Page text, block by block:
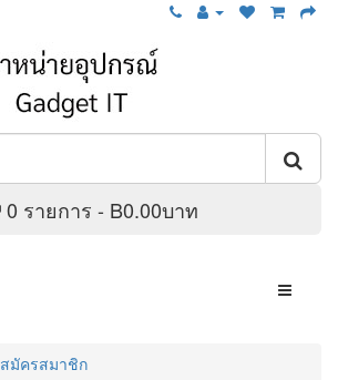
0 รายการ - B0.00บาท
สมัครสมาชิก